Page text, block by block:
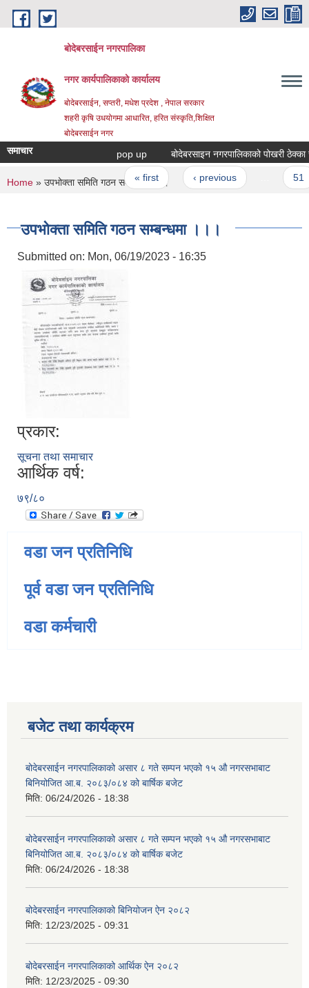
Skip to main content
बोदेबरसाईन नगरपालिका
नगर कार्यपालिकाको कार्यालय
बोदेबरसाईन, सप्तरी, मधेश प्रदेश , नेपाल सरकार
शहरी कृषि उधयोगमा आधारित, हरित संस्कृति,शिक्षित
बोदेबरसाईन नगर
समाचार pop up बोदेबरसाइन नगरपालिकाको पोखरी ठेक्का
Pages
« first ‹ previous
You are here
Home » उपभोक्ता समिति गठन सम्बन्धमा ।।।
उपभोक्ता समिति गठन सम्बन्धमा ।।।
Submitted on: Mon, 06/19/2023 - 16:35
प्रकार:
सूचना तथा समाचार
आर्थिक वर्ष:
७९/८०
वडा जन प्रतिनिधि
पूर्व वडा जन प्रतिनिधि
वडा कर्मचारी
बजेट तथा कार्यक्रम
बोदेबरसाईन नगरपालिकाको असार ८ गते सम्पन भएको १५ ‍‍‍औ नगरसभाबाट
बिनियोजित आ.ब. २०८३/०८४ को बार्षिक बजेट
मिति: 06/24/2026 - 18:38
बोदेबरसाईन नगरपालिकाको असार ८ गते सम्पन भएको १५ ‍‍‍औ नगरसभाबाट
बिनियोजित आ.ब. २०८३/०८४ को बार्षिक बजेट
मिति: 06/24/2026 - 18:38
बोदेबरसाईन नगरपालिकाको बिनियोजन ऐन २०८२
मिति: 12/23/2025 - 09:31
बोदेबरसाईन नगरपालिकाको आर्थिक ऐन २०८२
मिति: 12/23/2025 - 09:30